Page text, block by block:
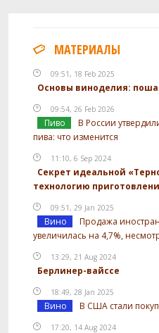
МАТЕРИАЛЫ
09:51, 18 Feb 2025
Основы виноделия:
09:54, 26 Feb 2026
Пиво
В России
пива: что изменится
11:10, 6 Sep 2024
Секрет идеальной
технологию
09:51, 29 Jan 2025
Вино
Продажа
увеличилась на 4,7%,
13:29, 21 Aug 2024
Берлинер-вайссе
18:49, 28 Jan 2025
Вино В США стали
17:20, 14 Aug 2024